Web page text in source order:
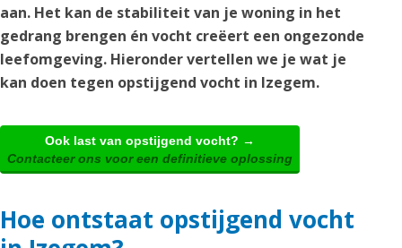
aan. Het kan de stabiliteit van je woning in het
gedrang brengen én vocht creëert een ongezonde
leefomgeving. Hieronder vertellen we je wat je
kan doen tegen opstijgend vocht in Izegem.
Ook last van opstijgend vocht? →
Contacteer ons voor een definitieve oplossing
Hoe ontstaat opstijgend vocht